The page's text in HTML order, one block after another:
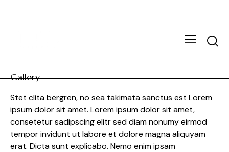
Gallery
Stet clita bergren, no sea takimata sanctus est Lorem
ipsum dolor sit amet. Lorem ipsum dolor sit amet,
consetetur sadipscing elitr sed diam nonumy eirmod
tempor invidunt ut labore et dolore magna aliquyam
erat. Dicta sunt explicabo. Nemo enim ipsam